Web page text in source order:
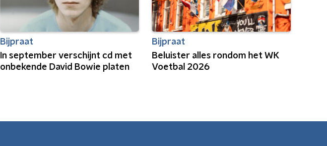
Bijpraat
In september verschijnt cd met
onbekende David Bowie platen
Bijpraat
Beluister alles rondom het WK
Voetbal 2026